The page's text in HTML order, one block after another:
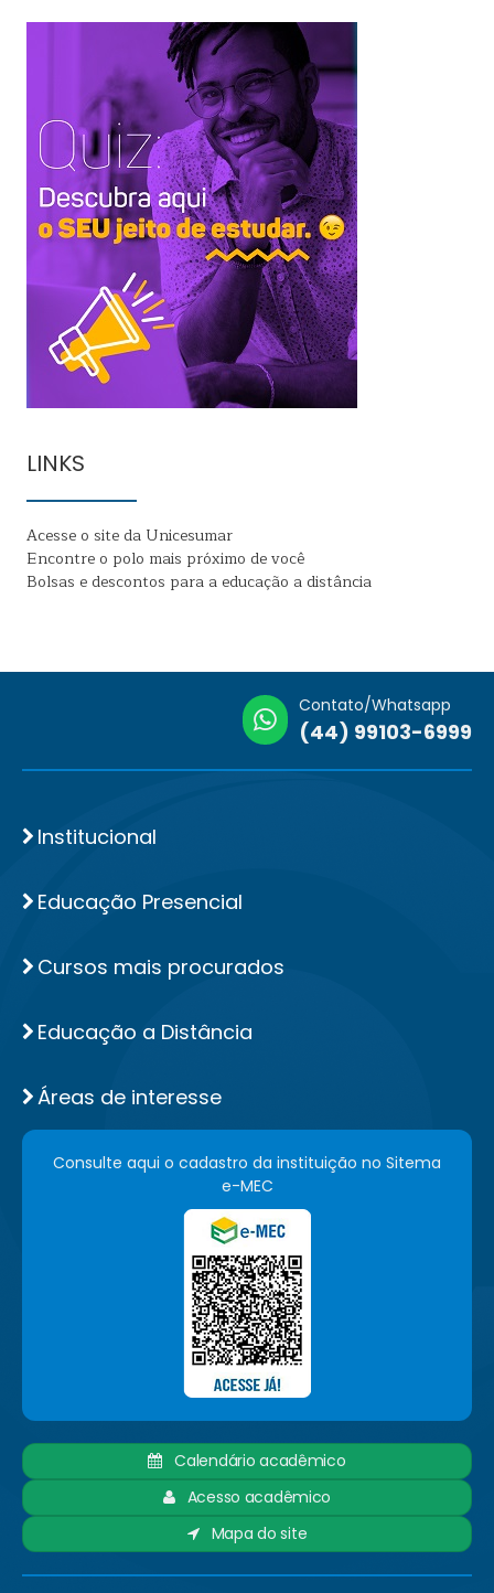
LINKS
Acesse o site da Unicesumar
Encontre o polo mais próximo de você
Bolsas e descontos para a educação a distância
Contato/Whatsapp
(44) 99103-6999
Institucional
Educação Presencial
Cursos mais procurados
Educação a Distância
Áreas de interesse
Consulte aqui o cadastro da instituição no Sitema
e-MEC
Calendário acadêmico
Acesso acadêmico
Mapa do site